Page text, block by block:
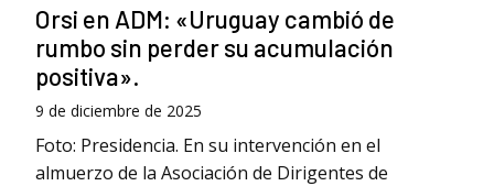
Orsi en ADM: «Uruguay cambió de
rumbo sin perder su acumulación
positiva».
9 de diciembre de 2025
Foto: Presidencia. En su intervención en el
almuerzo de la Asociación de Dirigentes de